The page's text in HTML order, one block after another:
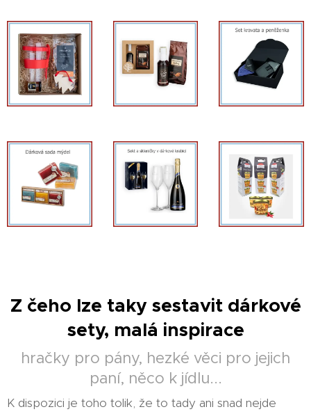
Z čeho lze taky sestavit dárkové
sety, malá inspirace
hračky pro pány, hezké věci pro jejich
paní, něco k jídlu...
K dispozici je toho tolik, že to tady ani snad nejde